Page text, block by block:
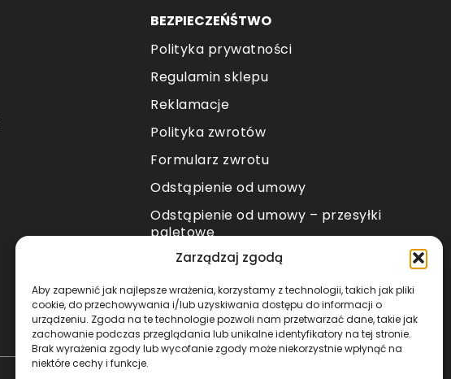
Zarządzaj zgodą
Aby zapewnić jak najlepsze wrażenia, korzystamy z technologii, takich jak pliki
cookie, do przechowywania i/lub uzyskiwania dostępu do informacji o
urządzeniu. Zgoda na te technologie pozwoli nam przetwarzać dane, takie jak
zachowanie podczas przeglądania lub unikalne identyfikatory na tej stronie.
Brak wyrażenia zgody lub wycofanie zgody może niekorzystnie wpłynąć na
niektóre cechy i funkcje.
BEZPIECZEŃŚTWO
Polityka prywatności
Regulamin sklepu
Reklamacje
Polityka zwrotów
Formularz zwrotu
Odstąpienie od umowy
Odstąpienie od umowy – przesyłki
paletowe
METODY PŁATNOŚCI